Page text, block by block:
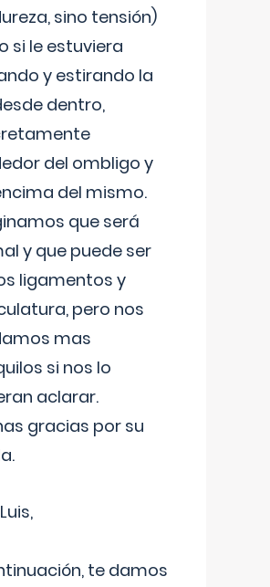
sino tensión)
si le estuviera
y estirando la
dentro,
del ombligo y
del mismo.
que será
y que puede ser
ligamentos y
pero nos
mas
si nos lo
aclarar.
gracias por su
te damos